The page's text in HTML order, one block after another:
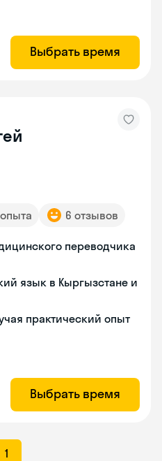
Выбрать время
6 отзывов
переводчика
язык в Кыргызстане и
практический опыт
Выбрать время
1